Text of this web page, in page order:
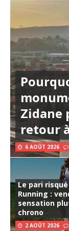
Zidane
retour
6 AOÛT 2026
Le pari risqué
Running :
sensation
chrono
2 AOÛT 2026